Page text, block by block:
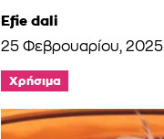
Efie dali
25 Φεβρουαρίου, 2025
Χρήσιμα